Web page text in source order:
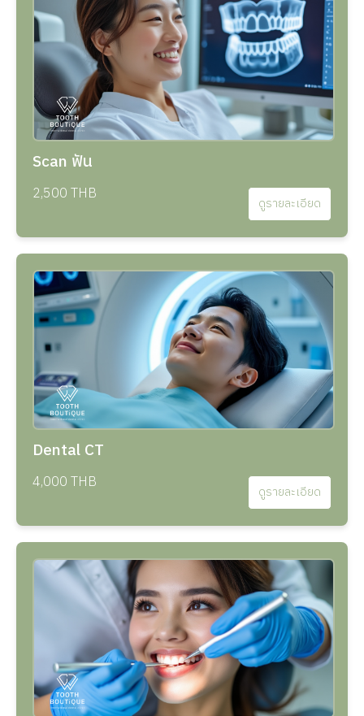
Scan ฟัน
2,500 THB ดูรายละเอียด
Dental CT
4,000 THB ดูรายละเอียด